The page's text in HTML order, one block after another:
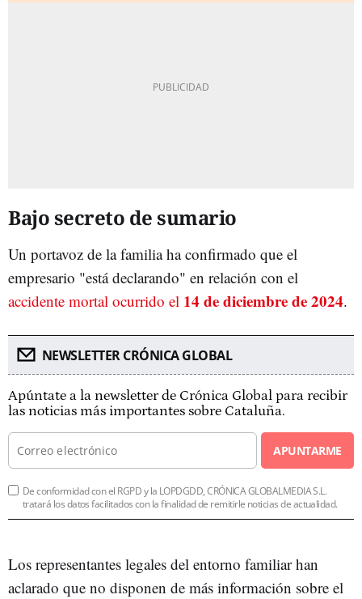
Bajo secreto de sumario
Un portavoz de la familia ha confirmado que el
empresario "está declarando" en relación con el
accidente mortal ocurrido el 14 de diciembre de 2024.
NEWSLETTER CRÓNICA GLOBAL
Apúntate a la newsletter de Crónica Global para recibir
las noticias más importantes sobre Cataluña.
APUNTARME
De conformidad con el RGPD y la LOPDGDD, CRÓNICA GLOBALMEDIA S.L.
tratará los datos facilitados con la finalidad de remitirle noticias de actualidad.
Los representantes legales del entorno familiar han
aclarado que no disponen de más información sobre el